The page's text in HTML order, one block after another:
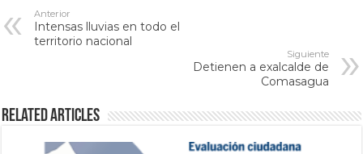
Anterior
Intensas lluvias en todo el
territorio nacional
Siguiente
Detienen a exalcalde de
Comasagua
Related Articles